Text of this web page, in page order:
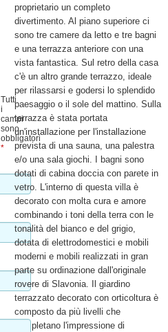
Tutti
i
campi
sono
obbligatori
*
proprietario un completo
divertimento. Al piano superiore ci
sono tre camere da letto e tre bagni
e una terrazza anteriore con una
vista fantastica. Sul retro della casa
c'è un altro grande terrazzo, ideale
per rilassarsi e godersi lo splendido
paesaggio o il sole del mattino. Sulla
terrazza è stata portata
un'installazione per l'installazione
prevista di una sauna, una palestra
e/o una sala giochi. I bagni sono
dotati di cabina doccia con parete in
vetro. L'interno di questa villa è
decorato con molta cura e amore
combinando i toni della terra con le
tonalità del bianco e del grigio,
dotata di elettrodomestici e mobili
moderni e mobili realizzati in gran
parte su ordinazione dall'originale
rovere di Slavonia. Il giardino
terrazzato decorato con orticoltura è
composto da più livelli che
completano l'impressione di